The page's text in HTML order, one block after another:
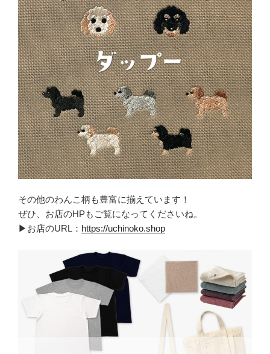
その他のわんこ柄も豊富に揃えています！
ぜひ、お店のHPもご覧になってくださいね。
▶お店のURL： https://uchinoko.shop